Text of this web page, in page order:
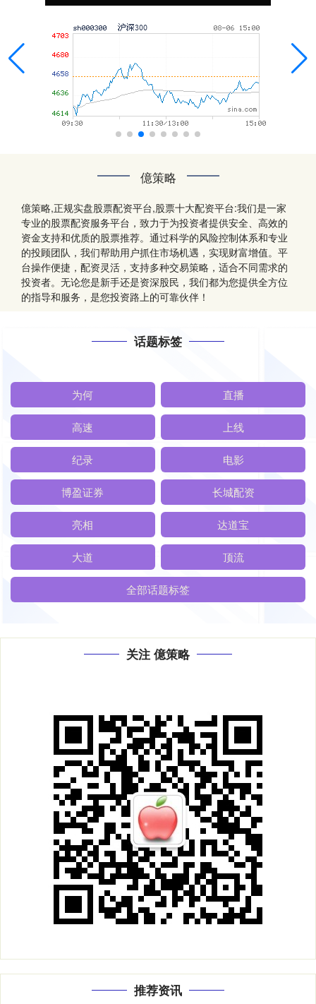
億策略
億策略,正规实盘股票配资平台,股票十大配资平台:我们是一家
专业的股票配资服务平台，致力于为投资者提供安全、高效的
资金支持和优质的股票推荐。通过科学的风险控制体系和专业
的投顾团队，我们帮助用户抓住市场机遇，实现财富增值。平
台操作便捷，配资灵活，支持多种交易策略，适合不同需求的
投资者。无论您是新手还是资深股民，我们都为您提供全方位
的指导和服务，是您投资路上的可靠伙伴！
话题标签
为何 直播
高速 上线
纪录 电影
博盈证券 长城配资
亮相 达道宝
大道 顶流
全部话题标签
关注 億策略
推荐资讯